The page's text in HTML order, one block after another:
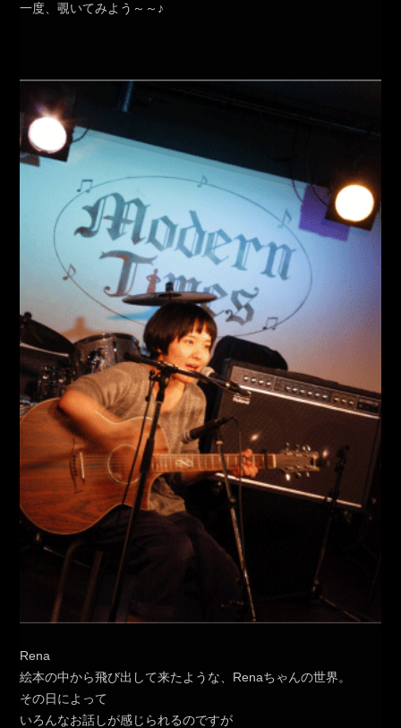
一度、覗いてみよう～～♪
Rena
絵本の中から飛び出して来たような、Renaちゃんの世界。
その日によって
いろんなお話しが感じられるのですが